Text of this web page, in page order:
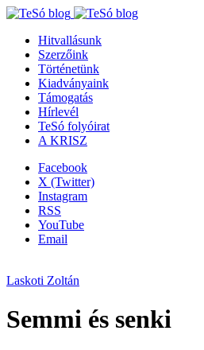
Hitvallásunk
Szerzőink
Történetünk
Kiadványaink
Támogatás
Hírlevél
TeSó folyóirat
A KRISZ
Facebook
X (Twitter)
Instagram
RSS
YouTube
Email
Laskoti Zoltán
Semmi és senki